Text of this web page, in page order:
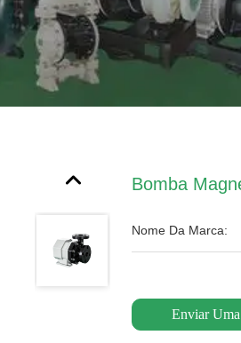
Bomba
Nome Da Marca:
Enviar